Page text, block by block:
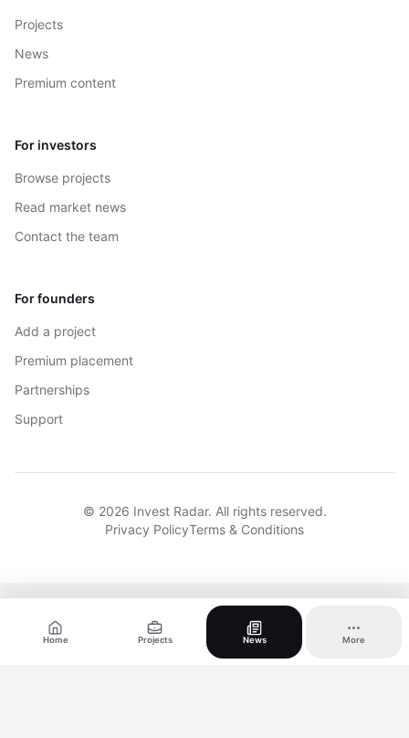
Projects
News
Premium content
For investors
Browse projects
Read market news
Contact the team
For founders
Add a project
Premium placement
Partnerships
Support
© 2026 Invest Radar. All rights reserved.
Privacy PolicyTerms & Conditions
Home Projects News More